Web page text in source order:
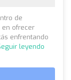
de
en ofrecer
enfrentando
leyendo